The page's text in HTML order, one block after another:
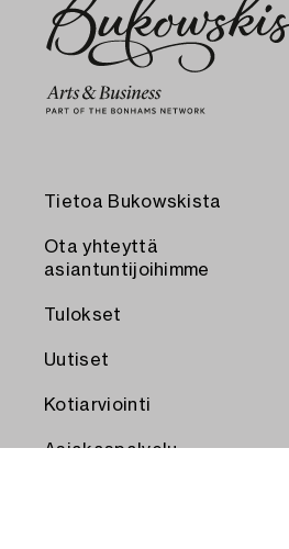
Tietoa Bukowskista
Ota yhteyttä
asiantuntijoihimme
Tulokset
Uutiset
Kotiarviointi
Asiakaspalvelu